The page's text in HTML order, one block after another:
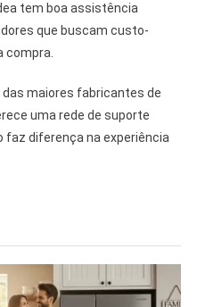
Midea
Tem
Técnica?
Confira!
[2025]
tem boa assistência
que buscam custo-
compra.
das maiores fabricantes de
uma rede de suporte
faz diferença na experiência